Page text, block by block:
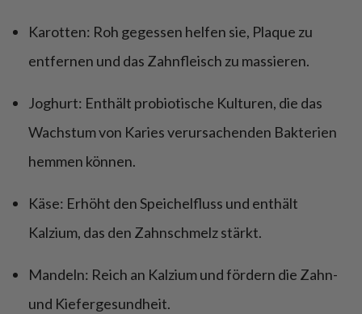
Karotten: Roh gegessen helfen sie, Plaque zu
entfernen und das Zahnfleisch zu massieren.
Joghurt: Enthält probiotische Kulturen, die das
Wachstum von Karies verursachenden Bakterien
hemmen können.
Käse: Erhöht den Speichelfluss und enthält
Kalzium, das den Zahnschmelz stärkt.
Mandeln: Reich an Kalzium und fördern die Zahn-
und Kiefergesundheit.